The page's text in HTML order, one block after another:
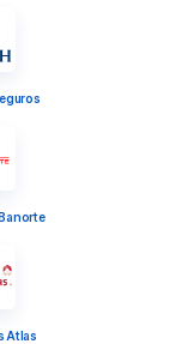
Atlas